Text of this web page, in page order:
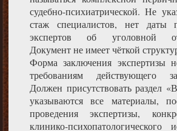
судебно-психиатрической. Не
стаж специалистов, нет даты
экспертов об уголовной
Документ не имеет чёткой
Форма заключения экспертизы
требованиям действующего
Должен присутствовать раздел
указываются все материалы,
проведения экспертизы,
клинико-психопатологического